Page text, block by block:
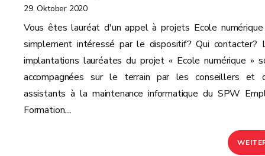
29. Oktober 2020
Vous êtes lauréat d'un appel à projets Ecole
simplement intéressé par le dispositif? Qui contacter?
implantations lauréates du projet « Ecole numérique »
accompagnées sur le terrain par les conseillers et
assistants à la maintenance informatique du SPW
Formation....